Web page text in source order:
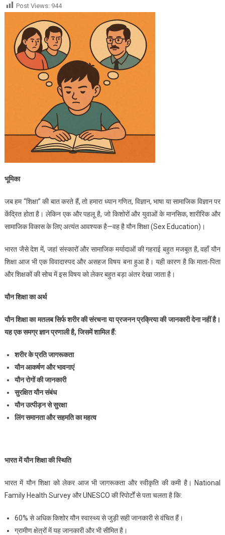
Post Views: 944
भूमिका
जब हम “शिक्षा” की बात करते हैं, तो हमारा ध्यान गणित, विज्ञान, भाषा या सामाजिक विज्ञान पर
केंद्रित होता है। लेकिन एक और पहलू है, जो किशोरों और युवाओं के मानसिक, शारीरिक और
सामाजिक विकास के लिए अत्यंत आवश्यक है—वह है यौन शिक्षा (Sex Education)।
भारत जैसे देश में, जहां संस्कारों और सामाजिक मर्यादाओं की गहराई बहुत मजबूत है, वहाँ यौन
शिक्षा आज भी एक विवादास्पद और असहज विषय बना हुआ है। यही कारण है कि माता-पिता
और शिक्षकों की सोच में इस विषय को लेकर बहुत बड़ा अंतर देखा जाता है।
यौनशिक्षाकाअर्थ
यौनशिक्षाकामतलबसिर्फशरीरकीसंरचनायाप्रजननप्रक्रियाकीजानकारीदेनानहींहै।
यहएकसमग्रज्ञानप्रणालीहै,जिसमेंशामिलहैं:
शरीरकेप्रतिजागरूकता
यौनआकर्षणऔरभावनाएं
यौनरोगोंकीजानकारी
सुरक्षितयौनसंबंध
यौनउत्पीड़नसेसुरक्षा
लिंगसमानताऔरसहमतिकामहत्व
भारतमेंयौनशिक्षाकीस्थिति
भारत में यौन शिक्षा को लेकर आज भी जागरूकता और स्वीकृति की कमी है। National
Family Health Survey और UNESCO की रिपोर्टों से पता चलता है कि:
60% से अधिक किशोर यौन स्वास्थ्य से जुड़ी सही जानकारी से वंचित हैं।
ग्रामीण क्षेत्रों में यह जानकारी और भी सीमित है।